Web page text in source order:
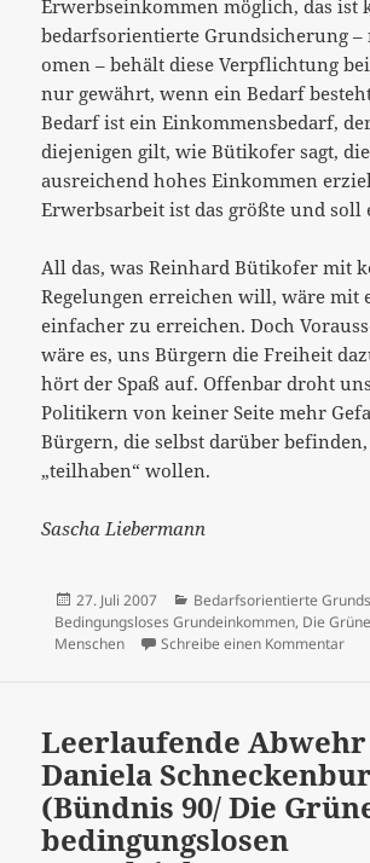
Erwerbseinkommen möglich, das ist
bedarfsorientierte Grundsicherung –
omen – behält diese Verpflichtung
nur gewährt, wenn ein Bedarf
Bedarf ist ein Einkommensbedarf,
diejenigen gilt, wie Bütikofer sagt,
ausreichend hohes Einkommen
Erwerbsarbeit ist das größte und soll
All das, was Reinhard Bütikofer mit
Regelungen erreichen will, wäre mit
einfacher zu erreichen. Doch
wäre es, uns Bürgern die Freiheit
hört der Spaß auf. Offenbar droht
Politikern von keiner Seite mehr
Bürgern, die selbst darüber
„teilhaben“ wollen.
Sascha Liebermann
Veröffentlicht
am
27. Juli 2007 Kategorien
Bedarfsorientierte
Bedingungsloses Grundeinkommen, Die
Menschen
Schreibe einen Kommentarzu
Leerlaufende Abwehr
Daniela
(Bündnis 90/ Die
bedingungslosen